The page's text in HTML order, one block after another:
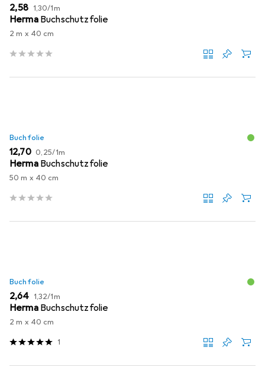
EUR
2,58 EUR
1,30/1m
Herma Buchschutzfolie
2 m x 40 cm
Buchfolie
EUR
12,70 EUR
0,25/1m
Herma Buchschutzfolie
50 m x 40 cm
Buchfolie
EUR
2,64 EUR
1,32/1m
Herma Buchschutzfolie
2 m x 40 cm
1